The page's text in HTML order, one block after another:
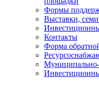
Формы
Выставки,
Контакты
Форма
Муниципально-